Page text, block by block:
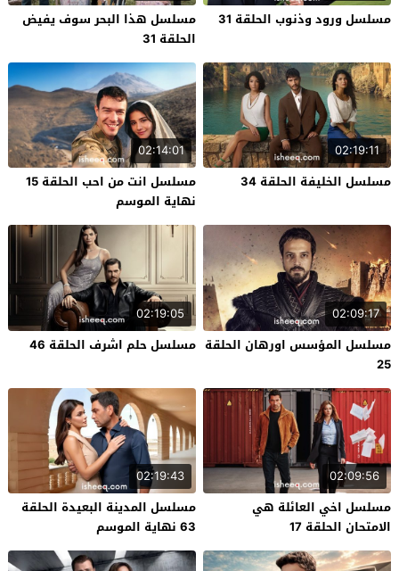
مسلسل ورود وذنوب الحلقة 31
مسلسل هذا البحر سوف يفيض
الحلقة 31
02:19:11
مسلسل الخليفة الحلقة 34
02:14:01
مسلسل انت من احب الحلقة 15
نهاية الموسم
02:09:17
مسلسل المؤسس اورهان الحلقة
25
02:19:05
مسلسل حلم اشرف الحلقة 46
02:09:56
مسلسل اخي العائلة هي
الامتحان الحلقة 17
02:19:43
مسلسل المدينة البعيدة الحلقة
63 نهاية الموسم